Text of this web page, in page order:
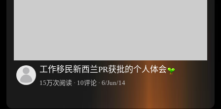
工作移民新西兰PR获批的个人体会
15万次阅读 · 10评论 · 6/Jun/14